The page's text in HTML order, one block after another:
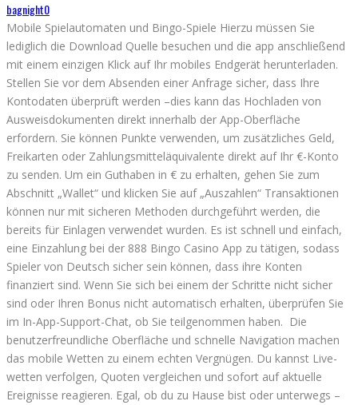
bagnight0
Mobile Spielautomaten und Bingo-Spiele Hierzu müssen Sie
lediglich die Download Quelle besuchen und die app anschließend
mit einem einzigen Klick auf Ihr mobiles Endgerät herunterladen.
Stellen Sie vor dem Absenden einer Anfrage sicher, dass Ihre
Kontodaten überprüft werden –dies kann das Hochladen von
Ausweisdokumenten direkt innerhalb der App-Oberfläche
erfordern. Sie können Punkte verwenden, um zusätzliches Geld,
Freikarten oder Zahlungsmitteläquivalente direkt auf Ihr €-Konto
zu senden. Um ein Guthaben in € zu erhalten, gehen Sie zum
Abschnitt „Wallet“ und klicken Sie auf „Auszahlen“ Transaktionen
können nur mit sicheren Methoden durchgeführt werden, die
bereits für Einlagen verwendet wurden. Es ist schnell und einfach,
eine Einzahlung bei der 888 Bingo Casino App zu tätigen, sodass
Spieler von Deutsch sicher sein können, dass ihre Konten
finanziert sind. Wenn Sie sich bei einem der Schritte nicht sicher
sind oder Ihren Bonus nicht automatisch erhalten, überprüfen Sie
im In-App-Support-Chat, ob Sie teilgenommen haben. Die
benutzerfreundliche Oberfläche und schnelle Navigation machen
das mobile Wetten zu einem echten Vergnügen. Du kannst Live-
wetten verfolgen, Quoten vergleichen und sofort auf aktuelle
Ereignisse reagieren. Egal, ob du zu Hause bist oder unterwegs –